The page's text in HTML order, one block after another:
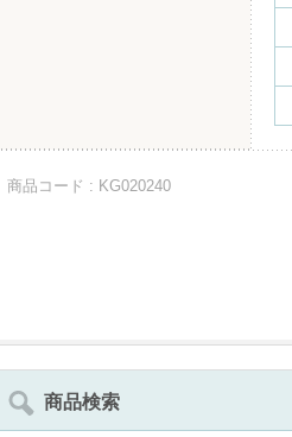
商品コード : KG020240
商品検索